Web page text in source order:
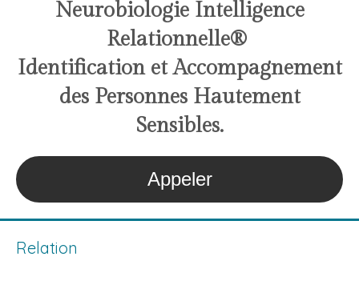
Neurobiologie Intelligence
Relationnelle®
Identification et Accompagnement
des Personnes Hautement
Sensibles.
Appeler
Relation